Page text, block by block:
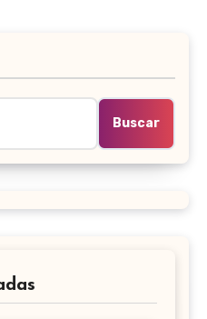
Buscar